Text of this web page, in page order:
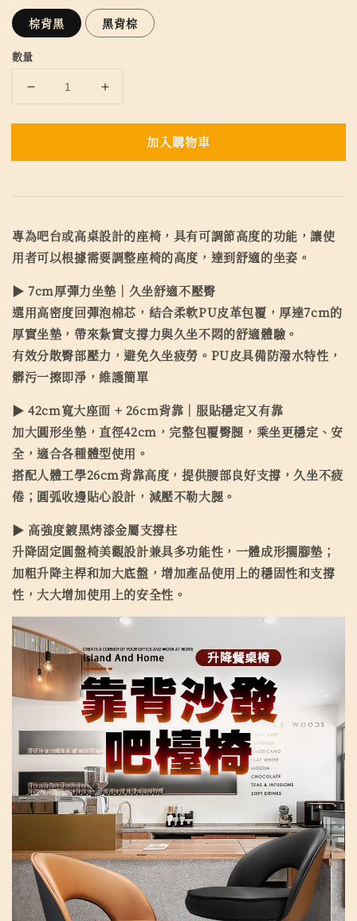
棕背黑 黑背棕
數量
加入購物車
專為吧台或高桌設計的座椅，具有可調節高度的功能，讓使
用者可以根據需要調整座椅的高度，達到舒適的坐姿。
▶ 7cm厚彈力坐墊｜久坐舒適不壓臀
選用高密度回彈泡棉芯，結合柔軟PU皮革包覆，厚達7cm的
厚實坐墊，帶來紮實支撐力與久坐不悶的舒適體驗。
有效分散臀部壓力，避免久坐疲勞。PU皮具備防潑水特性，
髒污一擦即淨，維護簡單
▶ 42cm寬大座面 + 26cm背靠｜服貼穩定又有靠
加大圓形坐墊，直徑42cm，完整包覆臀腿，乘坐更穩定、安
全，適合各種體型使用。
搭配人體工學26cm背靠高度，提供腰部良好支撐，久坐不疲
倦；圓弧收邊貼心設計，減壓不勒大腿。
▶ 高強度鍍黑烤漆金屬支撐柱
升降固定圓盤椅美觀設計兼具多功能性，一體成形擱腳墊；
加粗升降主桿和加大底盤，增加產品使用上的穩固性和支撐
性，大大增加使用上的安全性。